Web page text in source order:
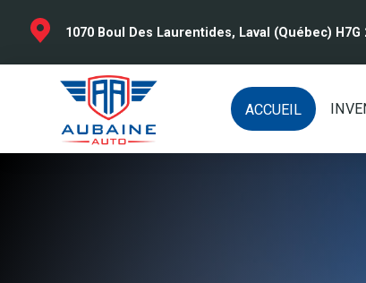
1070 Boul Des Laurentides, Laval (Québec) H7G
ACCUEIL